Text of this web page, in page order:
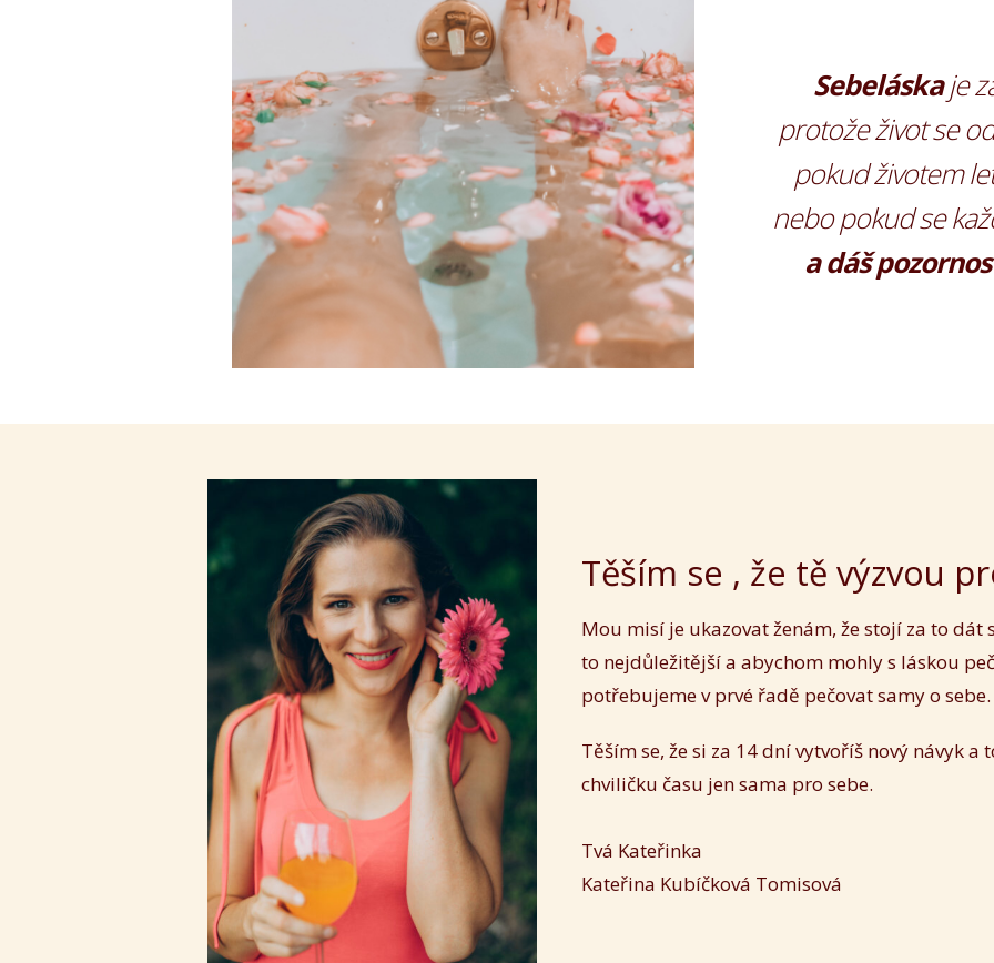
Sebeláskaje
protože život se
pokud životem
nebo pokud se
a dáš
Těším se , že tě výzvou
Mou misí je ukazovat ženám, že stojí za to dát
to nejdůležitější a abychom mohly s láskou
potřebujeme v prvé řadě pečovat samy o sebe.
Těším se, že si za 14 dní vytvoříš nový návyk a
chviličku času jen sama pro sebe.
Tvá Kateřinka
Kateřina Kubíčková Tomisová